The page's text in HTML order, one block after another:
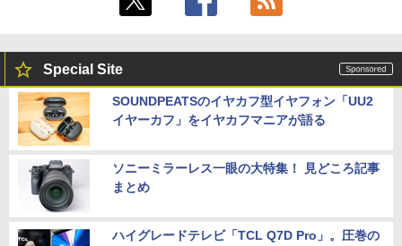
Special Site
SOUNDPEATSのイヤカフ型イヤフォン「UU2
イヤーカフ」をイヤカフマニアが語る
ソニーミラーレス一眼の大特集！ 見どころ記事
まとめ
ハイグレードテレビ「TCL Q7D Pro」。圧巻の